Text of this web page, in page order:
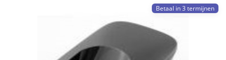
Betaal in 3 termijnen